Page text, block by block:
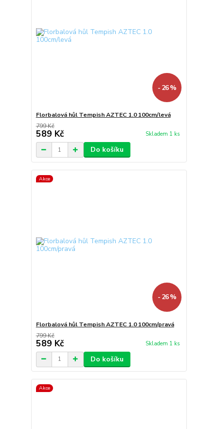
- 26 %
Florbalová hůl Tempish AZTEC 1.0 100cm/levá
799 Kč
589 Kč Skladem 1 ks
Do košíku
Akce
- 26 %
Florbalová hůl Tempish AZTEC 1.0 100cm/pravá
799 Kč
589 Kč Skladem 1 ks
Do košíku
Akce